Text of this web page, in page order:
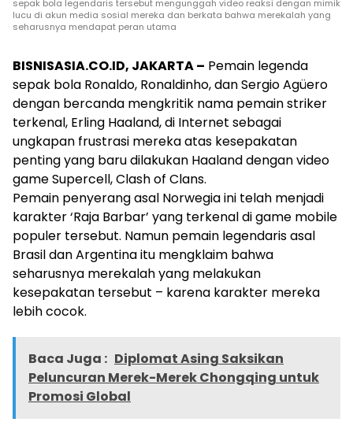
sepak bola legendaris tersebut mengunggah video reaksi dengan mimik
lucu di akun media sosial mereka dan berkata bahwa merekalah yang
seharusnya mendapat peran utama
BISNISASIA.CO.ID, JAKARTA – Pemain legenda
sepak bola Ronaldo, Ronaldinho, dan Sergio Agüero
dengan bercanda mengkritik nama pemain striker
terkenal, Erling Haaland, di Internet sebagai
ungkapan frustrasi mereka atas kesepakatan
penting yang baru dilakukan Haaland dengan video
game Supercell, Clash of Clans.
Pemain penyerang asal Norwegia ini telah menjadi
karakter ‘Raja Barbar’ yang terkenal di game mobile
populer tersebut. Namun pemain legendaris asal
Brasil danArgentinaitu mengklaim bahwa
seharusnya merekalah yang melakukan
kesepakatan tersebut – karena karakter mereka
lebih cocok.
Baca Juga : Diplomat Asing Saksikan
Peluncuran Merek-Merek Chongqing untuk
Promosi Global